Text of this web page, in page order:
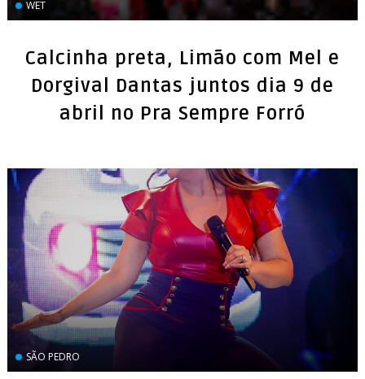
WET
Calcinha preta, Limão com Mel e
Dorgival Dantas juntos dia 9 de
abril no Pra Sempre Forró
SÃO PEDRO